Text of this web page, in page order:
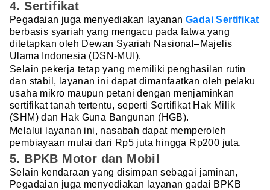
4. Sertifikat
Pegadaian juga menyediakan layanan Gadai Sertifikat
berbasis syariah yang mengacu pada fatwa yang
ditetapkan oleh Dewan Syariah Nasional–Majelis
Ulama Indonesia (DSN-MUI).
Selain pekerja tetap yang memiliki penghasilan rutin
dan stabil, layanan ini dapat dimanfaatkan oleh pelaku
usaha mikro maupun petani dengan menjaminkan
sertifikat tanah tertentu, seperti Sertifikat Hak Milik
(SHM) dan Hak Guna Bangunan (HGB).
Melalui layanan ini, nasabah dapat memperoleh
pembiayaan mulai dari Rp5 juta hingga Rp200 juta.
5. BPKB Motor dan Mobil
Selain kendaraan yang disimpan sebagai jaminan,
Pegadaian juga menyediakan layanan gadai BPKB